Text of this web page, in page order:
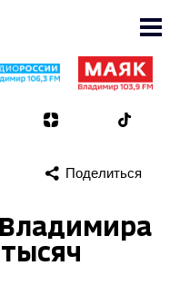
Поделиться